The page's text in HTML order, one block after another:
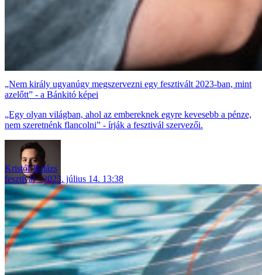
„Nem király ugyanúgy megszervezni egy fesztivált 2023-ban, mint
azelőtt” - a Bánkitó képei
„Egy olyan világban, ahol az embereknek egyre kevesebb a pénze,
nem szeretnénk flancolni” - írják a fesztivál szervezői.
Kristóf Balázs
fesztivál
2023. július 14. 13:38